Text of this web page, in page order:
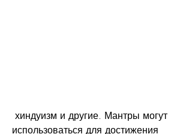
использоваться для достижения